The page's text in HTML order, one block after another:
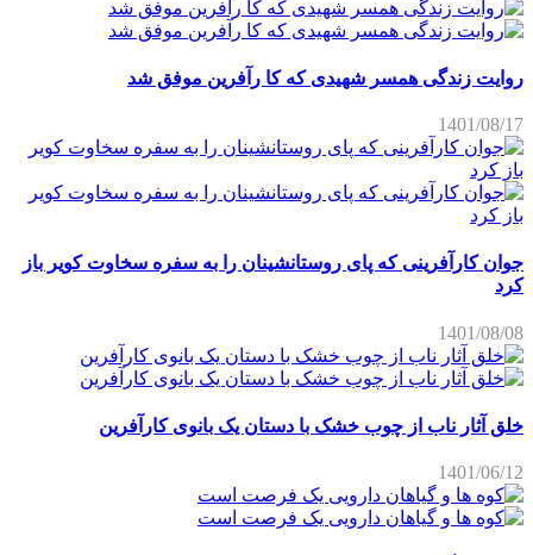
روایت زندگی همسر شهیدی که کا رآفرین موفق شد
1401/08/17
جوان کارآفرینی که پای روستانشینان را به سفره سخاوت کویر باز
کرد
1401/08/08
خلق آثار ناب از چوب خشک با دستان یک بانوی کارآفرین
1401/06/12